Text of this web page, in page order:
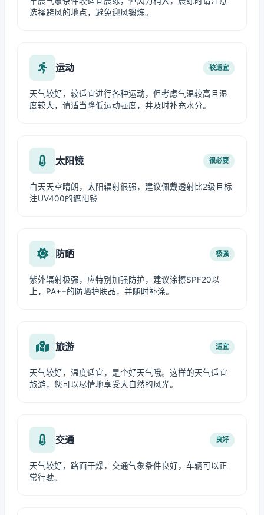
选择避风的地点，避免迎风锻炼。
运动 较适宜
天气较好，较适宜进行各种运动，但考虑气温较高且湿
度较大，请适当降低运动强度，并及时补充水分。
太阳镜 很必要
白天天空晴朗，太阳辐射很强，建议佩戴透射比2级且标
注UV400的遮阳镜
防晒 极强
紫外辐射极强，应特别加强防护，建议涂擦SPF20以
上，PA++的防晒护肤品，并随时补涂。
旅游 适宜
天气较好，温度适宜，是个好天气哦。这样的天气适宜
旅游，您可以尽情地享受大自然的风光。
交通 良好
天气较好，路面干燥，交通气象条件良好，车辆可以正
常行驶。